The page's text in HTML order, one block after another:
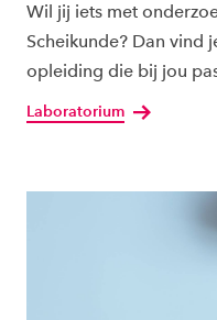
Wil jij iets met
Scheikunde? Dan vind
opleiding die bij jou
Laboratorium